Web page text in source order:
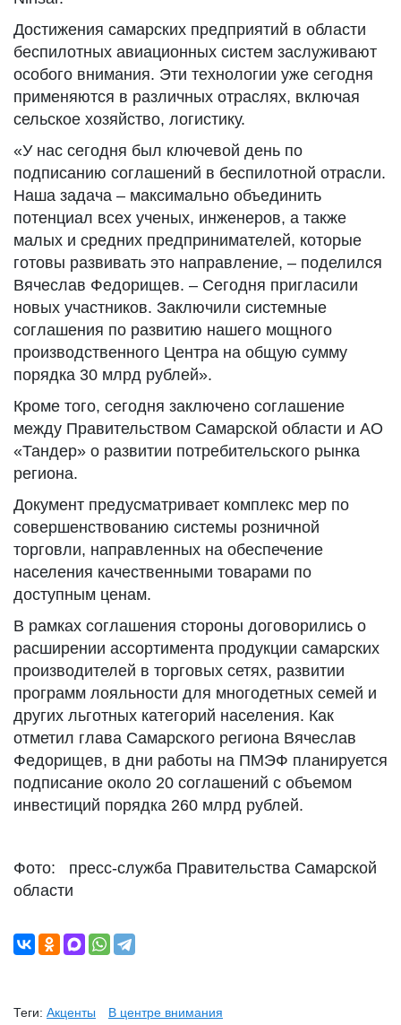
Достижения самарских предприятий в области
беспилотных авиационных систем заслуживают
особого внимания. Эти технологии уже сегодня
применяются в различных отраслях, включая
сельское хозяйство, логистику.
«У нас сегодня был ключевой день по
подписанию соглашений в беспилотной отрасли.
Наша задача – максимально объединить
потенциал всех ученых, инженеров, а также
малых и средних предпринимателей, которые
готовы развивать это направление, – поделился
Вячеслав Федорищев. – Сегодня пригласили
новых участников. Заключили системные
соглашения по развитию нашего мощного
производственного Центра на общую сумму
порядка 30 млрд рублей».
Кроме того, сегодня заключено соглашение
между Правительством Самарской области и АО
«Тандер» о развитии потребительского рынка
региона.
Документ предусматривает комплекс мер по
совершенствованию системы розничной
торговли, направленных на обеспечение
населения качественными товарами по
доступным ценам.
В рамках соглашения стороны договорились о
расширении ассортимента продукции самарских
производителей в торговых сетях, развитии
программ лояльности для многодетных семей и
других льготных категорий населения. Как
отметил глава Самарского региона Вячеслав
Федорищев, в дни работы на ПМЭФ планируется
подписание около 20 соглашений с объемом
инвестиций порядка 260 млрд рублей.
Фото: пресс-служба Правительства Самарской
области
Теги: Акценты В центре внимания